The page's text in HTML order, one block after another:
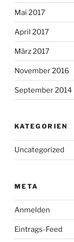
Mai 2017
April 2017
März 2017
November 2016
September 2014
KATEGORIEN
Uncategorized
META
Anmelden
Eintrags-Feed